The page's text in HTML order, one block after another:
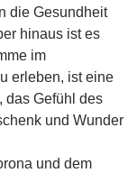
die Gesundheit
hinaus ist es
im
erleben, ist eine
das Gefühl des
und Wunder
und dem